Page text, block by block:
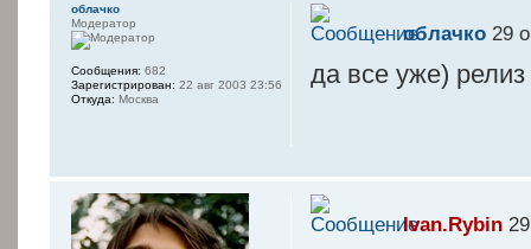
oблачко 29
да все уже)
oблачко
Модератор
Сообщения: 682
Зарегистрирован: 22 авг 2003 23:56
Откуда: Москва
Ivan.Rybin